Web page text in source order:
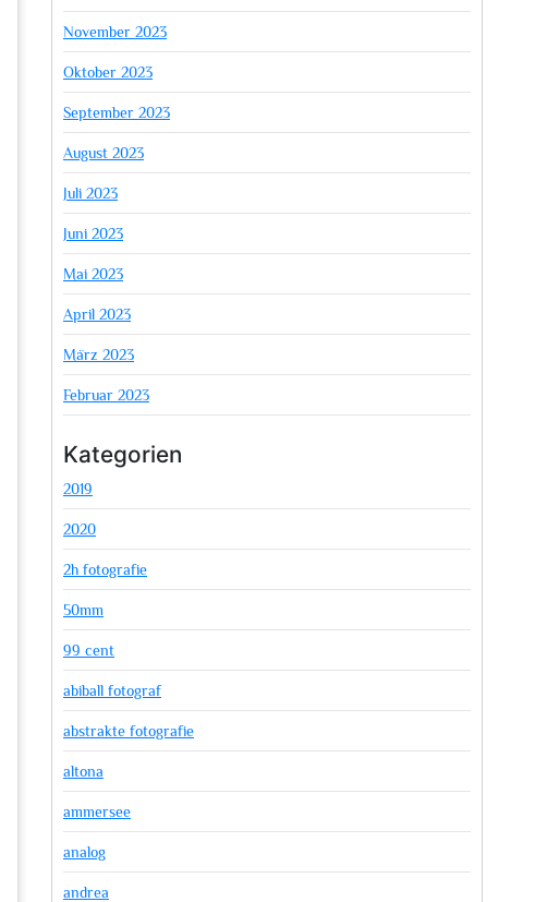
November 2023
Oktober 2023
September 2023
August 2023
Juli 2023
Juni 2023
Mai 2023
April 2023
März 2023
Februar 2023
Kategorien
2019
2020
2h fotografie
50mm
99 cent
abiball fotograf
abstrakte fotografie
altona
ammersee
analog
andrea